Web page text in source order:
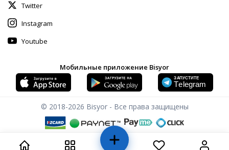
Twitter
Instagram
Youtube
Мобильные приложение Bisyor
© 2018-2026 Bisyor - Все права защищены